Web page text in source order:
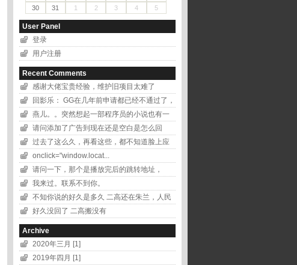
30
31 1 2 3 4 5
User Panel
登录
用户注册
Recent Comments
感谢大佬宝贵经验，维护旧项目太难了
回影乐： GG在几年前申请都已经不通过了，
改用百...
燕儿。。突然想起一部程序员的小说也有一
个叫燕儿的...
请问添加了广告到现在还是空白是怎么回
事？ 二...
过去了这么久，再看这些，都不知道脸上应
该出现的是什...
onclick="window.locat...
请问一下，那个是播放完后的跳转地址，
onclick...
我来过。联系不到你。
不知你说的好久是多久 二高还在朱兰，人民
医院东边...
好久没回了 二高搬没有
啊？？？？？？？？？？？？？...
Archive
2020年三月 [1]
2019年四月 [1]